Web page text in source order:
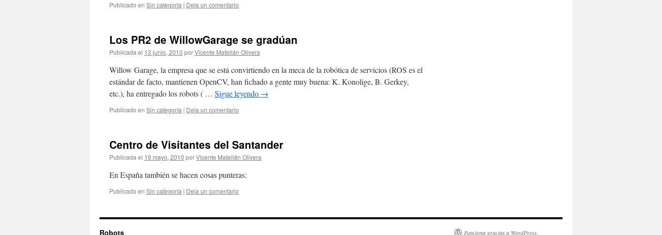
Publicado en Sin categoría | Deja un comentario
Los PR2 de WillowGarage se gradúan
Publicada el 13 junio, 2010 porVicente Matellán Olivera
Willow Garage, la empresa que se está convirtiendo en la meca de la robótica de servicios (ROS es el
estándar de facto, mantienen OpenCV, han fichado a gente muy buena: K. Konolige, B. Gerkey,
etc.), ha entregado los robots ( … Sigue leyendo →
Publicado en Sin categoría | Deja un comentario
Centro de Visitantes del Santander
Publicada el 19 mayo, 2010 porVicente Matellán Olivera
En España también se hacen cosas punteras:
Publicado en Sin categoría | Deja un comentario
Robots Funciona gracias a WordPress.